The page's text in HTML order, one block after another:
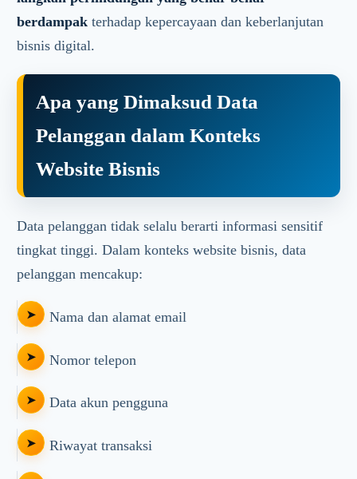
berdampak terhadap kepercayaan dan keberlanjutan
bisnis digital.
Apa yang Dimaksud Data
Pelanggan dalam Konteks
Website Bisnis
Data pelanggan tidak selalu berarti informasi sensitif
tingkat tinggi. Dalam konteks website bisnis, data
pelanggan mencakup:
Nama dan alamat email
Nomor telepon
Data akun pengguna
Riwayat transaksi